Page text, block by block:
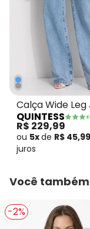
Calça Wide Leg
Claro em Jeans
QUINTESS
R$ 229,99
ou 5xde R$ 45,99
juros
Você
-2%